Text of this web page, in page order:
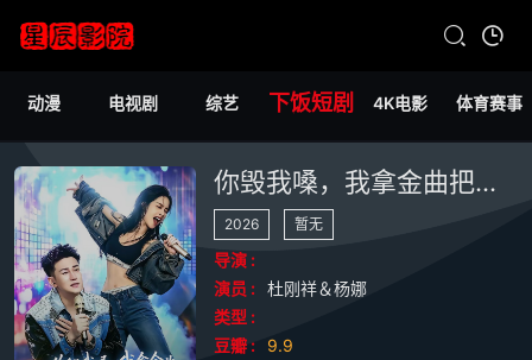
动漫 电视剧 综艺 下饭短剧 4K电影 体育赛事
你毁我嗓，我拿金曲把你钉在耻辱柱上
2026 暂无
导演 :
演员 :
杜刚祥＆杨娜
类型 :
豆瓣 :
9.9